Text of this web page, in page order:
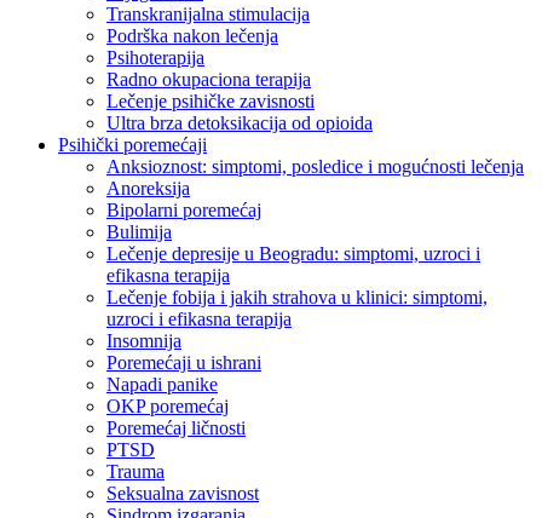
Transkranijalna stimulacija
Podrška nakon lečenja
Psihoterapija
Radno okupaciona terapija
Lečenje psihičke zavisnosti
Ultra brza detoksikacija od opioida
Psihički poremećaji
Anksioznost: simptomi, posledice i mogućnosti lečenja
Anoreksija
Bipolarni poremećaj
Bulimija
Lečenje depresije u Beogradu: simptomi, uzroci i
efikasna terapija
Lečenje fobija i jakih strahova u klinici: simptomi,
uzroci i efikasna terapija
Insomnija
Poremećaji u ishrani
Napadi panike
OKP poremećaj
Poremećaj ličnosti
PTSD
Trauma
Seksualna zavisnost